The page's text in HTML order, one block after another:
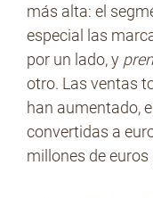
más alta: el
especial las
por un lado, y
otro. Las ventas
han aumentado,
convertidas a
millones de euros